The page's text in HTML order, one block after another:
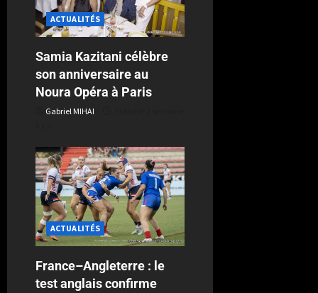
ACTUALITÉS
Samia Kazitani célèbre
son anniversaire au
Noura Opéra à Paris
Gabriel MIHAI
ACTUALITÉS
France–Angleterre : le
test anglais confirme